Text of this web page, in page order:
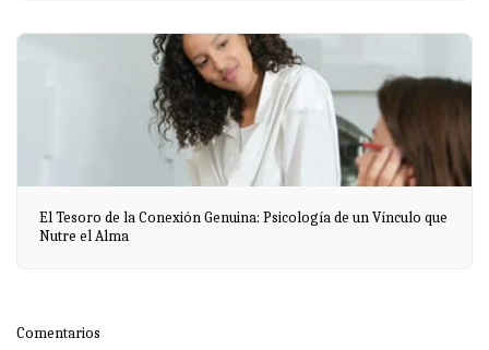
El Tesoro de la Conexión Genuina: Psicología de un Vínculo que
Nutre el Alma
Comentarios